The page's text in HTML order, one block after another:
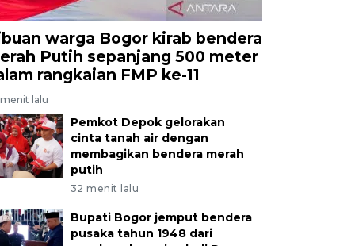
warga Bogor kirab bendera
Putih sepanjang 500 meter
rangkaian FMP ke-11
lalu
Pemkot Depok gelorakan
cinta tanah air dengan
membagikan bendera merah
putih
32 menit lalu
Bupati Bogor jemput bendera
pusaka tahun 1948 dari